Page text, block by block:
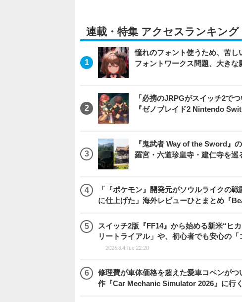
連載・特集 アクセスランキング
憧れのフォント使うため、苦
フォントワークス問題、大き
「必携のJRPGがスイッチ2で
『ゼノブレイド2 Nintendo
『鬼武者 Way of the Sword』
羅宮・六道珍皇寺・建仁寺を巡
「『ポケモン』開発元がソウルライクの
に仕上げた」海外レビューひとまとめ『
スイッチ2版『FF14』から始める新米“ヒ
リートライアル」や、初心者でも安心の
2026.8.4 Tue 22:20
修理費が車体価格を超えた愛車コペンが
作『Car Mechanic Simulator 2026』に行く